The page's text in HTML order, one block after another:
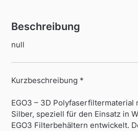
Beschreibung
null
Kurzbeschreibung *
EGO3 – 3D Polyfaserfiltermaterial
Silber, speziell für den Einsatz in
EGO3 Filterbehältern entwickelt.